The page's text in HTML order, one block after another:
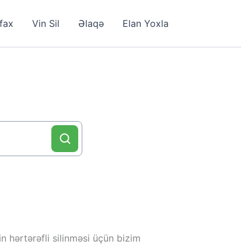
Vin Sil Əlaqə Elan Yoxla
hərtərəfli silinməsi üçün bizim